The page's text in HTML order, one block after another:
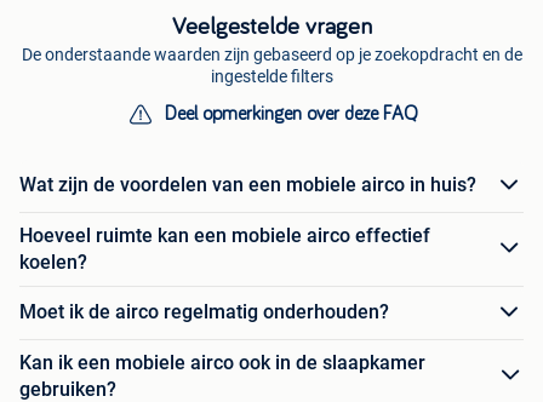
Veelgestelde vragen
De onderstaande waarden zijn gebaseerd op je zoekopdracht en de
ingestelde filters
Deel opmerkingen over deze FAQ
Wat zijn de voordelen van een mobiele airco in huis?
Hoeveel ruimte kan een mobiele airco effectief
koelen?
Moet ik de airco regelmatig onderhouden?
Kan ik een mobiele airco ook in de slaapkamer
gebruiken?